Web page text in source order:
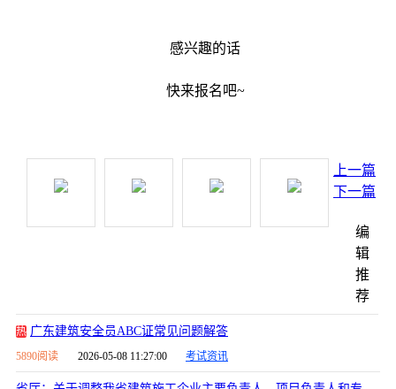
感兴趣的话
快来报名吧~
上一篇
下一篇
编
辑
推
荐
热 广东建筑安全员ABC证常见问题解答
5890阅读 2026-05-08 11:27:00 考试资讯